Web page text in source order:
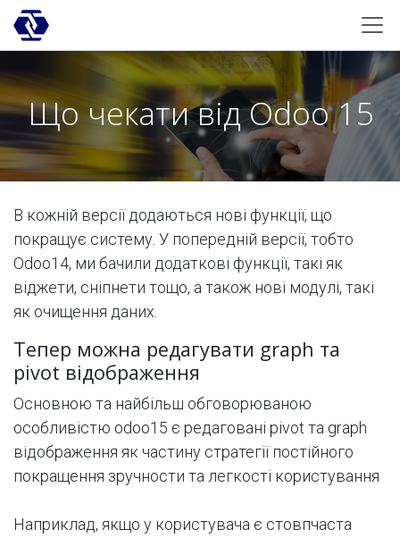
Skip to Content
Що чекати від Odoo 15
В кожній версії додаються нові функції, що
покращує систему. У попередній версії, тобто
Odoo14, ми бачили додаткові функції, такі як
віджети, сніпнети тощо, а також нові модулі, такі
як очищення даних.
Тепер можна редагувати graph та
pivot відображення
Основною та найбільш обговорюваною
особливістю odoo15 є редаговані pivot та graph
відображення як частину стратегії постійного
покращення зручности та легкості користування
Наприклад, якщо у користувача є стовпчаста